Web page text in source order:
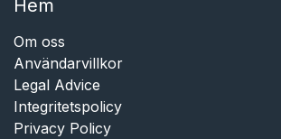
Hem​​
Om oss
Användarvillkor
Legal Advice
Integritetspolicy
Privacy Policy